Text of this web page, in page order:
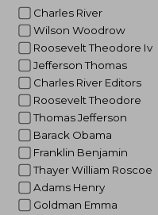
Charles River
Wilson Woodrow
Roosevelt Theodore Iv
Jefferson Thomas
Charles River Editors
Roosevelt Theodore
Thomas Jefferson
Barack Obama
Franklin Benjamin
Thayer William Roscoe
Adams Henry
Goldman Emma